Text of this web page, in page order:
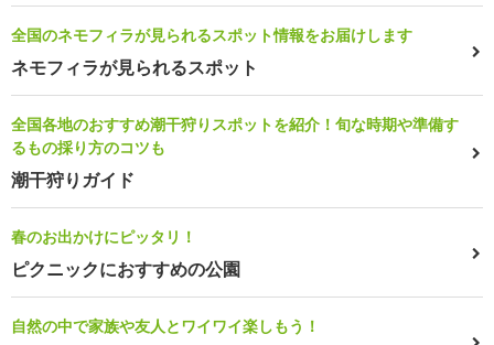
全国のネモフィラが見られるスポット情報をお届けします
ネモフィラが見られるスポット
全国各地のおすすめ潮干狩りスポットを紹介！旬な時期や準備す
るもの採り方のコツも
潮干狩りガイド
春のお出かけにピッタリ！
ピクニックにおすすめの公園
自然の中で家族や友人とワイワイ楽しもう！